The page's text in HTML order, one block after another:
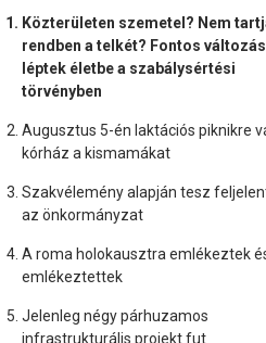
Közterületen szemetel? Nem
rendben a telkét? Fontos
léptek életbe a szabálysértési
törvényben
Augusztus 5-én laktációs piknikre
kórház a kismamákat
Szakvélemény alapján tesz
az önkormányzat
A roma holokausztra emlékeztek
emlékeztettek
Jelenleg négy párhuzamos
infrastrukturális projekt fut